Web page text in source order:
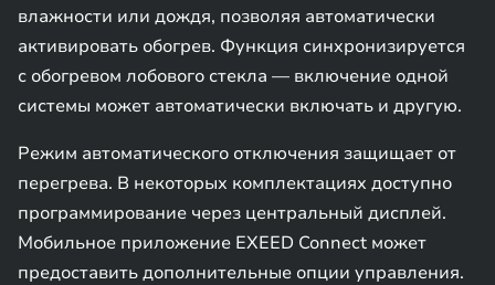
влажности или дождя, позволяя автоматически
активировать обогрев. Функция синхронизируется
с обогревом лобового стекла — включение одной
системы может автоматически включать и другую.
Режим автоматического отключения защищает от
перегрева. В некоторых комплектациях доступно
программирование через центральный дисплей.
Мобильное приложение EXEED Connect может
предоставить дополнительные опции управления.